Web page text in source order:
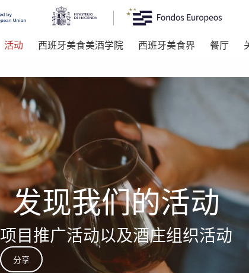
活动 西班牙美食美酒学院 西班牙美食界 餐厅
发现我们的活动
项目推广活动以及酒庄组织活动
分享